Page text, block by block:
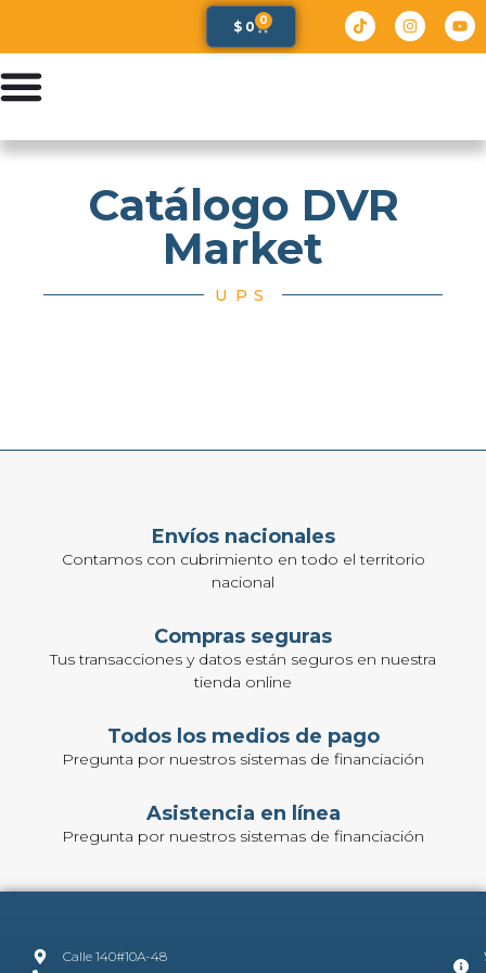
$ 0 0
Catálogo DVR
Market
UPS
Envíos nacionales
Contamos con cubrimiento en todo el territorio
nacional
Compras seguras
Tus transacciones y datos están seguros en nuestra
tienda online
Todos los medios de pago
Pregunta por nuestros sistemas de financiación
Asistencia en línea
Pregunta por nuestros sistemas de financiación
Calle 140#10A-48